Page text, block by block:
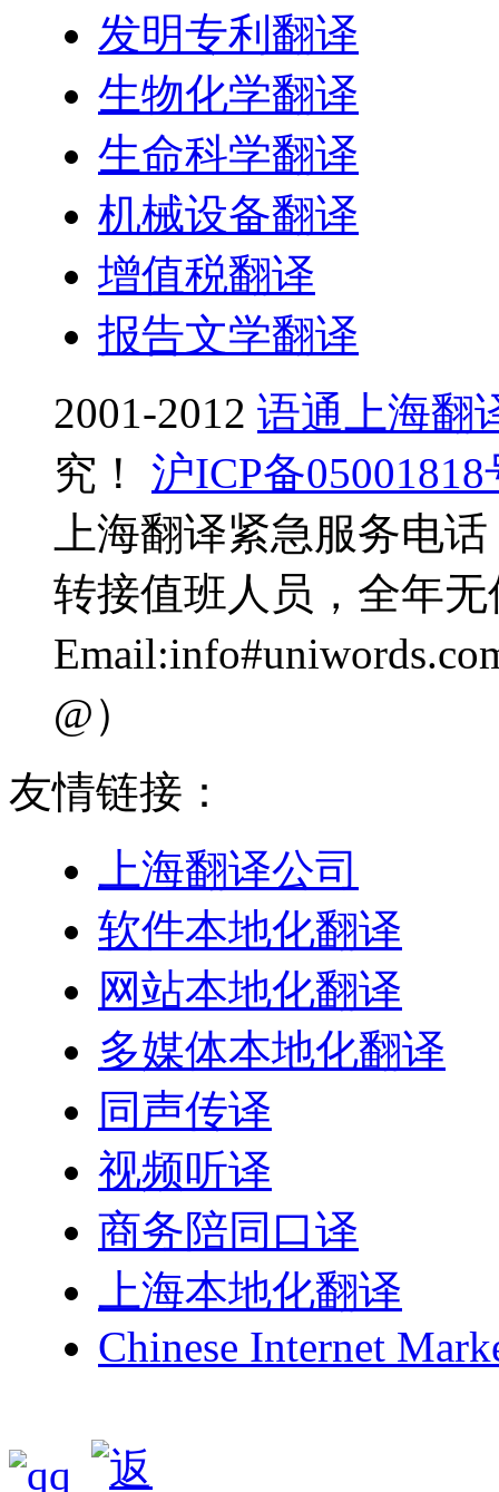
发明专利翻译
生物化学翻译
生命科学翻译
机械设备翻译
增值税翻译
报告文学翻译
2001-2012 语通上海翻
究！
沪ICP备05001818
上海翻译紧急服务电
转接值班人员，全年无
@）
友情链接：
上海翻译公司
软件本地化翻译
网站本地化翻译
多媒体本地化翻译
同声传译
视频听译
商务陪同口译
上海本地化翻译
Chinese Internet